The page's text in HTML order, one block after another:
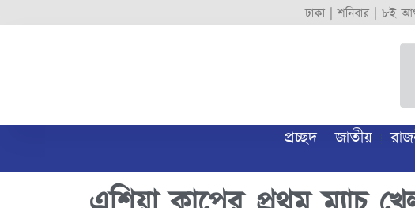
ঢাকা |শনিবার| ৮ই
প্রচ্ছদ জাতীয়